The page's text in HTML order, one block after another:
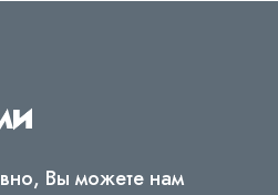
Вы можете нам